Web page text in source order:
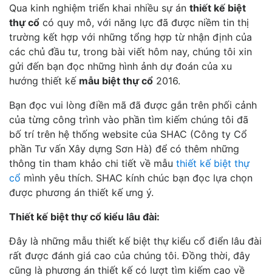
Qua kinh nghiệm triển khai nhiều sự án thiết kế biệt
thự cổ có quy mô, với năng lực đã được niềm tin thị
trường kết hợp với những tổng hợp từ nhận định của
các chủ đầu tư, trong bài viết hôm nay, chúng tôi xin
gửi đến bạn đọc những hình ảnh dự đoán của xu
hướng thiết kế mẫu biệt thự cổ 2016.
Bạn đọc vui lòng điền mã đã được gắn trên phối cảnh
của từng công trình vào phần tìm kiếm chúng tôi đã
bố trí trên hệ thống website của SHAC (Công ty Cổ
phần Tư vấn Xây dựng Sơn Hà) để có thêm những
thông tin tham khảo chi tiết về mẫu thiết kế biệt thự
cổ mình yêu thích. SHAC kính chúc bạn đọc lựa chọn
được phương án thiết kế ưng ý.
Thiết kế biệt thự cổ kiểu lâu đài:
Đây là những mẫu thiết kế biệt thự kiểu cổ điển lâu đài
rất được đánh giá cao của chúng tôi. Đồng thời, đây
cũng là phương án thiết kế có lượt tìm kiếm cao về